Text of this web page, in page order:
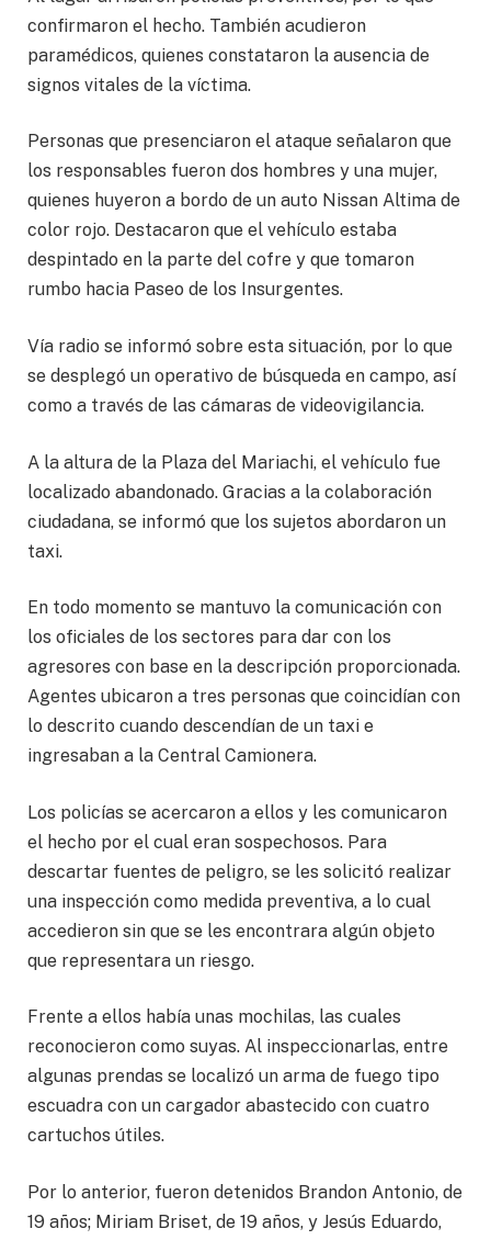
confirmaron el hecho. También acudieron
paramédicos, quienes constataron la ausencia de
signos vitales de la víctima.
Personas que presenciaron el ataque señalaron que
los responsables fueron dos hombres y una mujer,
quienes huyeron a bordo de un auto Nissan Altima de
color rojo. Destacaron que el vehículo estaba
despintado en la parte del cofre y que tomaron
rumbo hacia Paseo de los Insurgentes.
Vía radio se informó sobre esta situación, por lo que
se desplegó un operativo de búsqueda en campo, así
como a través de las cámaras de videovigilancia.
A la altura de la Plaza del Mariachi, el vehículo fue
localizado abandonado. Gracias a la colaboración
ciudadana, se informó que los sujetos abordaron un
taxi.
En todo momento se mantuvo la comunicación con
los oficiales de los sectores para dar con los
agresores con base en la descripción proporcionada.
Agentes ubicaron a tres personas que coincidían con
lo descrito cuando descendían de un taxi e
ingresaban a la Central Camionera.
Los policías se acercaron a ellos y les comunicaron
el hecho por el cual eran sospechosos. Para
descartar fuentes de peligro, se les solicitó realizar
una inspección como medida preventiva, a lo cual
accedieron sin que se les encontrara algún objeto
que representara un riesgo.
Frente a ellos había unas mochilas, las cuales
reconocieron como suyas. Al inspeccionarlas, entre
algunas prendas se localizó un arma de fuego tipo
escuadra con un cargador abastecido con cuatro
cartuchos útiles.
Por lo anterior, fueron detenidos Brandon Antonio, de
19 años; Miriam Briset, de 19 años, y Jesús Eduardo,